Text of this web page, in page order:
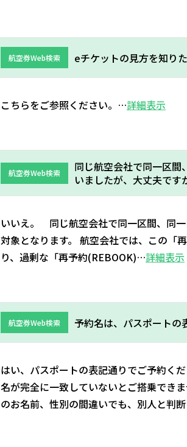
航空券Web検索 eチケットの見方を知りた
こちらをご参照ください。…詳細表示
航空券Web検索
同じ航空会社で同一区間
いましたが、大丈夫です
いいえ。 同じ航空会社で同一区間、同
対象となります。 航空会社では、この「
り、過剰な「再予約(REBOOK)…詳細表示
航空券Web検索 予約名は、パスポートの
はい、パスポートの表記通りでご予約く
名が完全に一致していないとご搭乗でき
のお名前、性別の間違いでも、別人と判